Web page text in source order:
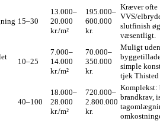
15–30
13.000–
20.000
kr./m²
195.000–
600.000
kr.
Kræver ofte
VVS/
slutfinish
væsentligt.
10–25
7.000–
14.000
kr./m²
70.000–
350.000
kr.
Muligt
simple
tjek
40–100
18.000–
28.000
kr./m²
720.000–
2.800.000
kr.
Komplekst:
brandkrav,